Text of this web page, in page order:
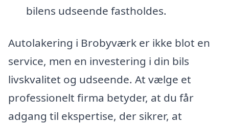
bilens udseende fastholdes.
Autolakering i Brobyværk er ikke blot en
service, men en investering i din bils
livskvalitet og udseende. At vælge et
professionelt firma betyder, at du får
adgang til ekspertise, der sikrer, at